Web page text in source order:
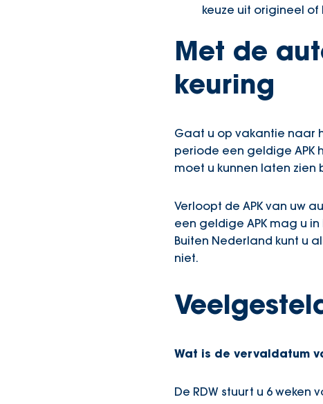
keuze uit origineel of
Met de
keuring
Gaat u op vakantie naar
periode een geldige APK
moet u kunnen laten
Verloopt de APK van uw
een geldige APK mag u
Buiten Nederland kunt u
niet.
Wat is de vervaldatum
De RDW stuurt u 6